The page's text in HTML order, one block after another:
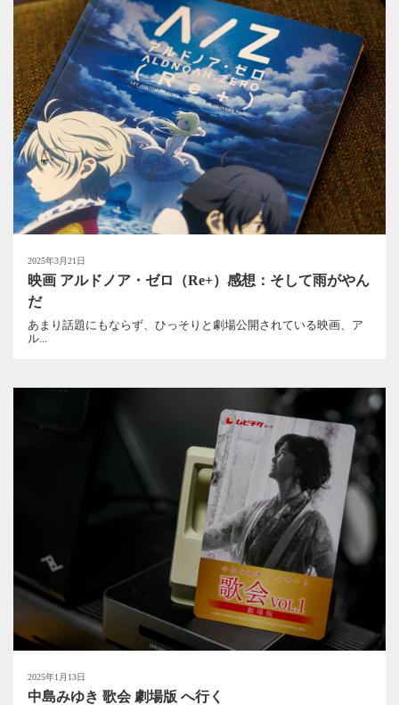
2025年3月21日
映画 アルドノア・ゼロ（Re+）感想：そして雨がやん
だ
あまり話題にもならず、ひっそりと劇場公開されている映画、ア
ル...
2025年1月13日
中島みゆき 歌会 劇場版 へ行く